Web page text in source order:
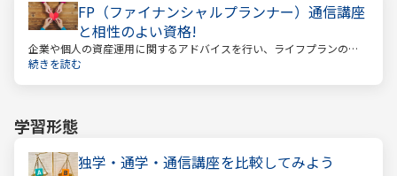
FP（ファイナンシャルプランナー）通信講座
と相性のよい資格!
企業や個人の資産運用に関するアドバイスを行い、ライフプランの設
計を提案するファイナンシャルプランナー
続きを読む
学習形態
独学・通学・通信講座を比較してみよう